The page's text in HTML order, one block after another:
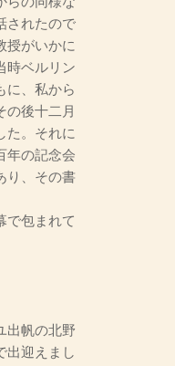
されたので
授がいかに
時ベルリン
に、私から
の後十二月
た。それに
年の記念会
り、その書
で包まれて
出帆の北野
出迎えまし